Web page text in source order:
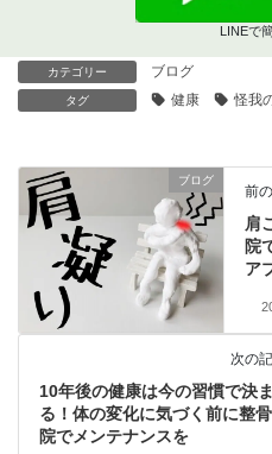
LINEで
カテゴリー ブログ
タグ 健康 怪我
ブログ
前
肩
院
ア
次の
10年後の健康は今の習慣で決ま
る！体の変化に気づく前に整骨
院でメンテナンスを